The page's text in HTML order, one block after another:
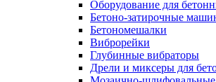
Оборудование для
Бетоно-затирочные
Бетономешалки
Виброрейки
Глубинные вибраторы
Дрели и миксеры для